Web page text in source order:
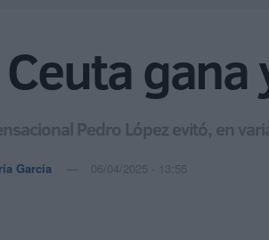
Ceuta
Pedro López evitó, en
García 06/04/2025 - 13:55